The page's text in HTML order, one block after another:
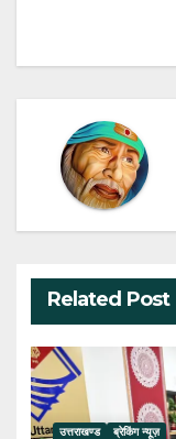
Related Post
उत्तराखण्ड ब्रेकिंग न्यूज़